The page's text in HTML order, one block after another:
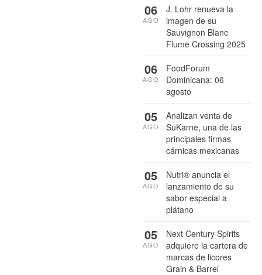
J. Lohr renueva la
imagen de su
Sauvignon Blanc
Flume Crossing 2025
06
AGO
FoodForum
Dominicana: 06
agosto
06
AGO
Analizan venta de
SuKarne, una de las
principales firmas
cárnicas mexicanas
05
AGO
Nutri® anuncia el
lanzamiento de su
sabor especial a
plátano
05
AGO
Next Century Spirits
adquiere la cartera de
marcas de licores
Grain & Barrel
05
AGO